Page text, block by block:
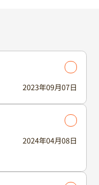
2023年09月07日
2024年04月08日